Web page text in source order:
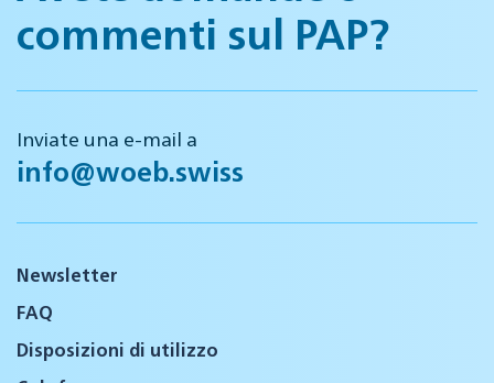
commenti sul PAP?
Inviate una e-mail a
info@woeb.swiss
Newsletter
FAQ
Disposizioni di utilizzo